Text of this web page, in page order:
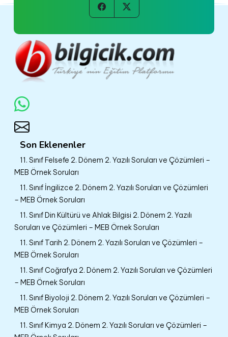
Son Eklenenler
11. Sınıf Felsefe 2. Dönem 2. Yazılı Soruları ve Çözümleri –
MEB Örnek Soruları
11. Sınıf İngilizce 2. Dönem 2. Yazılı Soruları ve Çözümleri
– MEB Örnek Soruları
11. Sınıf Din Kültürü ve Ahlak Bilgisi 2. Dönem 2. Yazılı
Soruları ve Çözümleri – MEB Örnek Soruları
11. Sınıf Tarih 2. Dönem 2. Yazılı Soruları ve Çözümleri –
MEB Örnek Soruları
11. Sınıf Coğrafya 2. Dönem 2. Yazılı Soruları ve Çözümleri
– MEB Örnek Soruları
11. Sınıf Biyoloji 2. Dönem 2. Yazılı Soruları ve Çözümleri –
MEB Örnek Soruları
11. Sınıf Kimya 2. Dönem 2. Yazılı Soruları ve Çözümleri –